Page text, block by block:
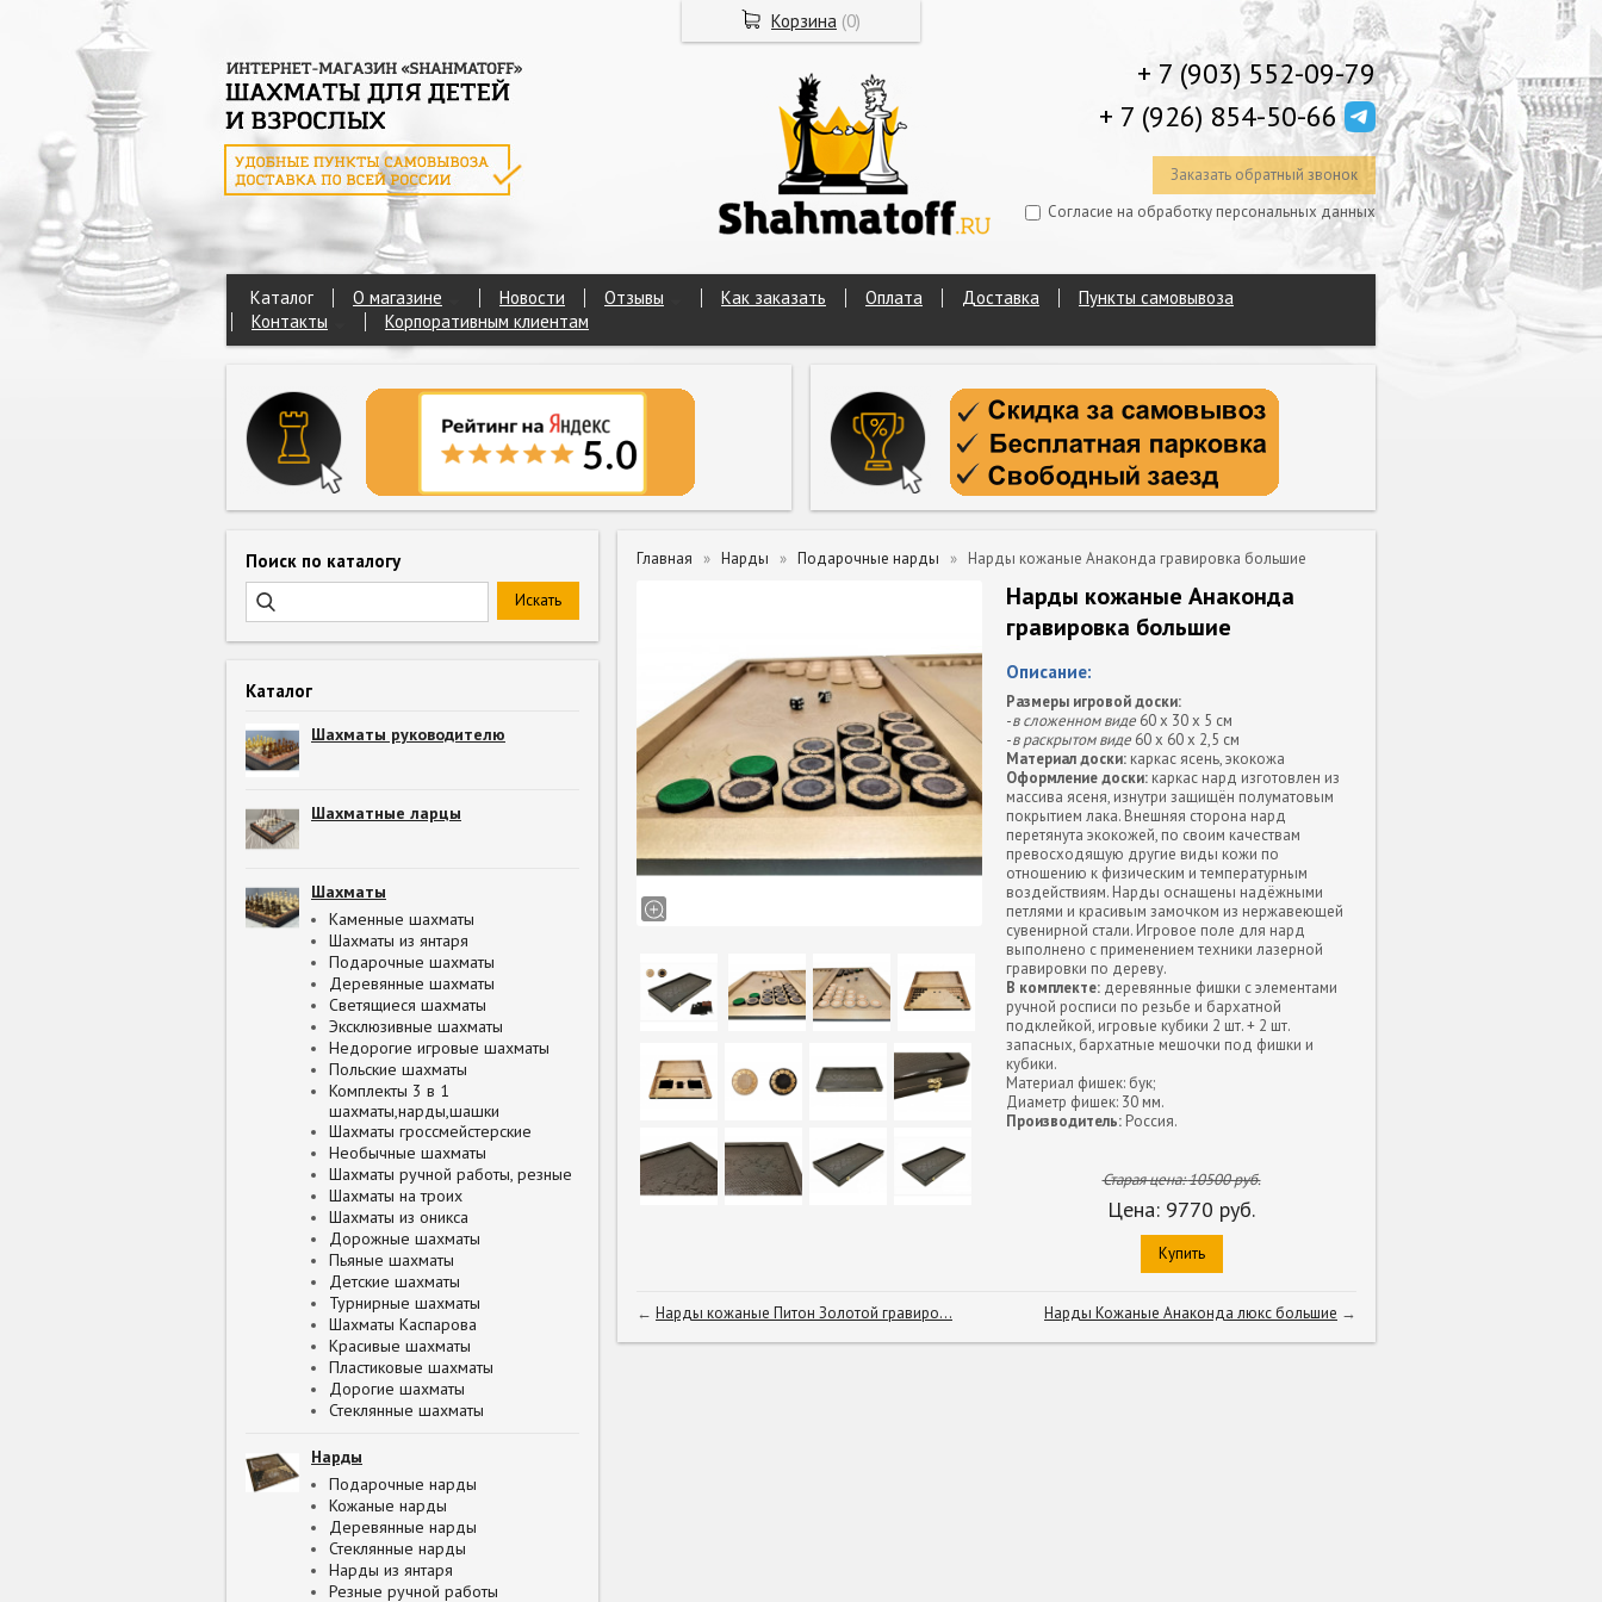
+ 7 (903) 552-09-79
+ 7 (926) 854-50-66
Заказать обратный звонок
Согласие на обработку персональных данных
Каталог О магазине Новости Отзывы Как заказать Оплата Доставка
Пункты самовывоза
Контакты
Корпоративным клиентам
Поиск по каталогу
Каталог
Шахматы руководителю
Шахматные ларцы
Шахматы
Каменные шахматы
Шахматы из янтаря
Подарочные шахматы
Деревянные шахматы
Светящиеся шахматы
Эксклюзивные шахматы
Недорогие игровые шахматы
Польские шахматы
Комплекты 3 в 1
шахматы,нарды,шашки
Шахматы гроссмейстерские
Необычные шахматы
Шахматы ручной работы, резные
Шахматы на троих
Шахматы из оникса
Дорожные шахматы
Пьяные шахматы
Детские шахматы
Турнирные шахматы
Шахматы Каспарова
Красивые шахматы
Пластиковые шахматы
Дорогие шахматы
Стеклянные шахматы
Нарды
Подарочные нарды
Кожаные нарды
Деревянные нарды
Стеклянные нарды
Нарды из янтаря
Резные ручной работы
Главная Нарды Подарочные нарды Нарды кожаные Анаконда гравировка большие
Нарды кожаные Анаконда
гравировка большие
Описание:
Размеры игровой доски:
-в сложенном виде 60 х 30 х 5 см
-в раскрытом виде 60 х 60 х 2,5 см
Материал доски: каркас ясень, экокожа
Оформление доски: каркас нард изготовлен из
массива ясеня, изнутри защищён полуматовым
покрытием лака. Внешняя сторона нард
перетянута экокожей, по своим качествам
превосходящую другие виды кожи по
отношению к физическим и температурным
воздействиям. Нарды оснащены надёжными
петлями и красивым замочком из нержавеющей
сувенирной стали. Игровое поле для нард
выполнено с применением техники лазерной
гравировки по дереву.
В комплекте: деревянные фишки с элементами
ручной росписи по резьбе и бархатной
подклейкой, игровые кубики 2 шт. + 2 шт.
запасных, бархатные мешочки под фишки и
кубики.
Материал фишек: бук;
Диаметр фишек: 30 мм.
Производитель: Россия.
Старая цена:10500руб.
Цена: 9770 руб.
Купить
← Нарды кожаные Питон Золотой гравиро... Нарды Кожаные Анаконда люкс большие →
Корзина (0)